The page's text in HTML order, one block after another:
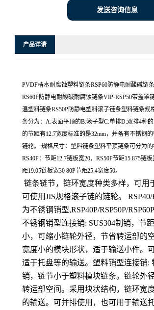
发送咨询信息
产品详请
PVDF椿本耐腐蚀塑料链条RSP60防静电耐酸碱链
RS60P防静电耐酸碱耐腐蚀链条VIP-RSP50带盖罩
温塑料链条RS50P防静电塑料滚子链条塑料链条规
条分为：A:表面平顶的B:滚子型C:单排D:双排4种
的节距有12.7宽度标准的是32mm，并备有不锈钢
链轮。 规格尺寸：塑料链条塑料平顶链条可分为的
RS40P：节距12.7链板宽20，RS50P节距15.875链
距19.05链板宽30 80P节距25.4宽度50。
链条链节，链环宽度种类多样，可用
可使用JIS规格滚子链的链轮。 RSP40/
为不锈钢销型,RSP40P/RSP50P/
不锈钢销型连接销: SUS304制销，节
小，可缩小链轮外径，节省转运部的
宽度小的模块形状，适于输送小件。
适于托盘等的输送。塑料销型连接销:
销，链节小于塑料模块链条。链轮外
转运部空间。采用块状结构，链环宽
的输送。可并排使用，也可用于输送